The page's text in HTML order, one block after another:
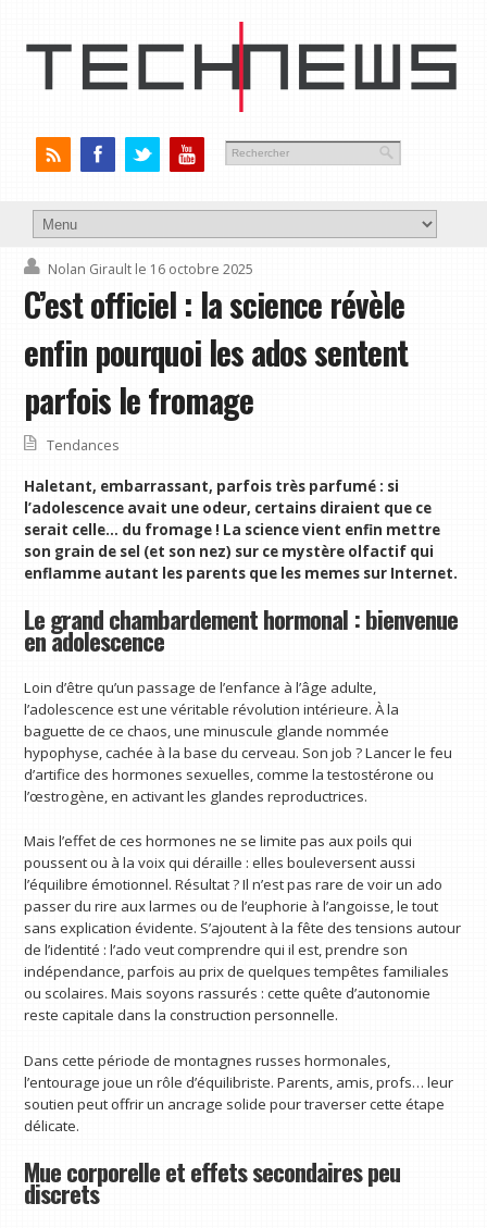
Nolan Girault le 16 octobre 2025
C’est officiel : la science révèle
enfin pourquoi les ados sentent
parfois le fromage
Tendances
Haletant, embarrassant, parfois très parfumé : si
l’adolescence avait une odeur, certains diraient que ce
serait celle… du fromage ! La science vient enfin mettre
son grain de sel (et son nez) sur ce mystère olfactif qui
enflamme autant les parents que les memes sur Internet.
Le grand chambardement hormonal : bienvenue
en adolescence
Loin d’être qu’un passage de l’enfance à l’âge adulte,
l’adolescence est une véritable révolution intérieure. À la
baguette de ce chaos, une minuscule glande nommée
hypophyse, cachée à la base du cerveau. Son job ? Lancer le feu
d’artifice des hormones sexuelles, comme la testostérone ou
l’œstrogène, en activant les glandes reproductrices.
Mais l’effet de ces hormones ne se limite pas aux poils qui
poussent ou à la voix qui déraille : elles bouleversent aussi
l’équilibre émotionnel. Résultat ? Il n’est pas rare de voir un ado
passer du rire aux larmes ou de l’euphorie à l’angoisse, le tout
sans explication évidente. S’ajoutent à la fête des tensions autour
de l’identité : l’ado veut comprendre qui il est, prendre son
indépendance, parfois au prix de quelques tempêtes familiales
ou scolaires. Mais soyons rassurés : cette quête d’autonomie
reste capitale dans la construction personnelle.
Dans cette période de montagnes russes hormonales,
l’entourage joue un rôle d’équilibriste. Parents, amis, profs… leur
soutien peut offrir un ancrage solide pour traverser cette étape
délicate.
Mue corporelle et effets secondaires peu
discrets